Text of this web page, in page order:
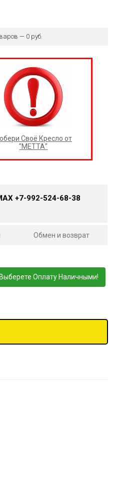
— 0 руб.
Своё Кресло от
"МЕТТА"
+7-992-524-68-38
Обмен и возврат
Оплату Наличными!